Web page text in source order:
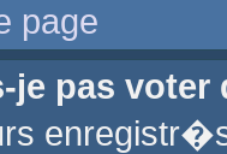
page
je pas voter